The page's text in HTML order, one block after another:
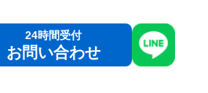
お問い合わせ